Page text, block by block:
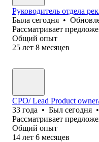
Руководитель отдела
Была сегодня •
Рассматривает
Общий опыт
25 лет 8 месяцев
CPO/ Lead Product
33 года • Был сегодня •
Рассматривает
Общий опыт
14 лет 6 месяцев